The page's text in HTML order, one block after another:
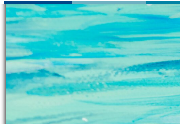
Startseite Ideen & Anleitungen
Maritimes
Anleitung Nr. 3640
Schwierigkeitsgrad:
Arbeitszeit: 6 Stunden